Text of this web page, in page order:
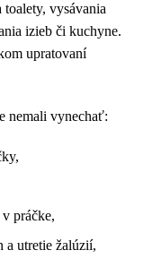
vysávania
izieb či kuchyne.
upratovaní
nemali vynechať:
práčke,
a utretie žalúzií,